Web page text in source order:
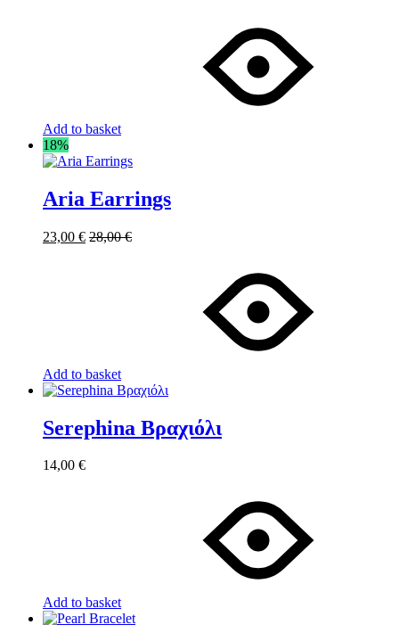
Add to basket
18%
Aria Earrings
23,00 € 28,00€
Add to basket
Serephina Βραχιόλι
14,00 €
Add to basket